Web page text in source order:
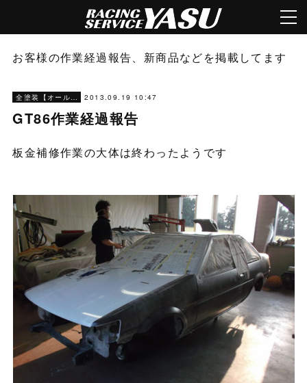
お客様の作業経過報告、新商品などを掲載してます
全塗装【オールペン】 2013.09.19 10:47
GT86作業経過報告
板金補修作業の大体は終わったようです